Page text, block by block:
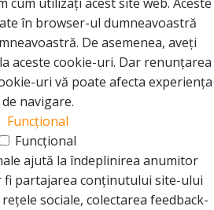
în browser-ul dumneavoastră
De asemenea, aveți
aceste cookie-uri. Dar renunțarea
uri vă poate afecta experiența
de navigare.
Funcțional
Funcțional
ajută la îndeplinirea anumitor
partajarea conținutului site-ului
sociale, colectarea feedback-